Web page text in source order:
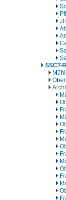
SSCT-